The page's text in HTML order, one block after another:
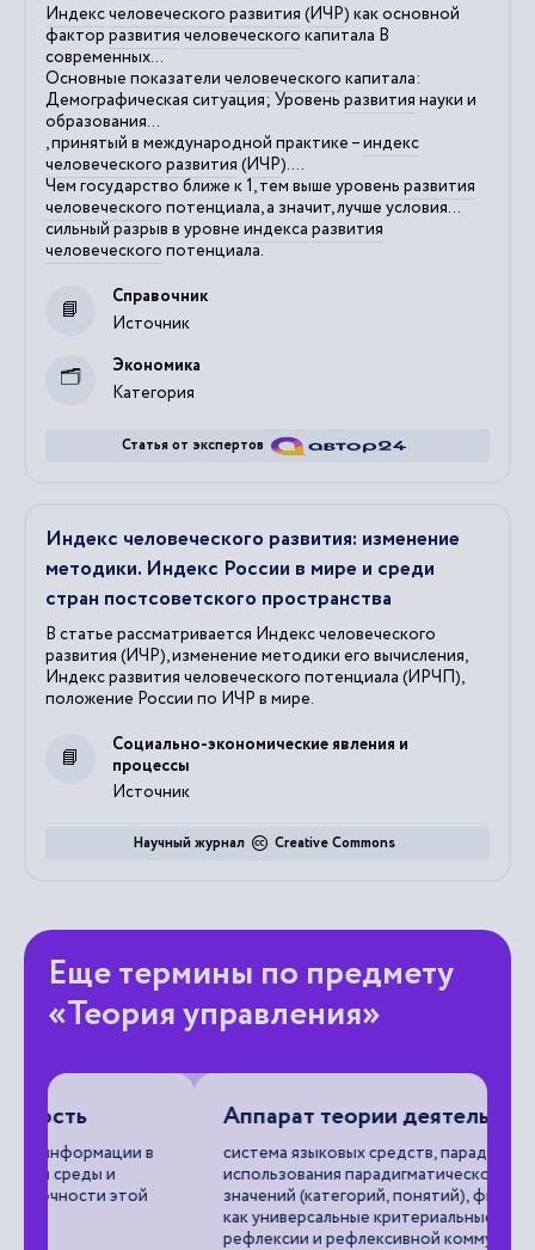
Индексчеловеческого развития (ИЧР) как основной
факторразвитиячеловеческогокапитала В
современных...
Основные показатели человеческого капитала:
Демографическая ситуация; Уровеньразвития науки и
образования...
, принятый в международной практике –индекс
человеческого развития (ИЧР)....
Чем государство ближе к 1, тем выше уровень развития
человеческого потенциала, а значит, лучше условия...
сильный разрыв в уровне индекса развития
человеческого потенциала.
Источник
Справочник
Категория
Экономика
Статья от экспертов
Индекс человеческого развития: изменение
методики. Индекс России в мире и среди
стран постсоветского пространства
В статье рассматривается Индекс человеческого
развития (ИЧР), изменение методики его вычисления,
Индекс развития человеческого потенциала (ИРЧП),
положение России по ИЧР в мире.
Источник
Социально-экономические явления и
процессы
Creative Commons
Научный журнал
Еще термины по предмету
«Теория управления»
Аппарат теории деятельности
система языковых средств, парадигма и формы
использования парадигматического набора
значений (категорий, понятий), фиксированные
как универсальные критериальные условия
рефлексии и рефлексивной коммуникации.